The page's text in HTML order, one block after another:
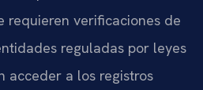
requieren verificaciones de
reguladas por leyes
acceder a los registros